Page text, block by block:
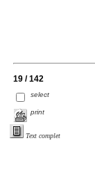
19 / 142
select
print
Text complet